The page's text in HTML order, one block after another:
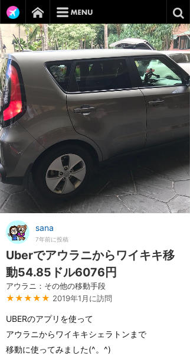
sana
7年前に投稿
Uberでアウラニからワイキキ移
動54.85ドル6076円
アウラニ：その他の移動手段
★★★★★ 2019年1月に訪問
UBERのアプリを使って
アウラニからワイキキシェラトンまで
移動に使ってみました(^。^)